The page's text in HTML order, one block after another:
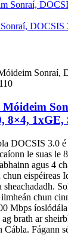
DOCSIS
8×4, 1xGE,
DOCSIS 3.0 é
le suas le
agus 4
chun eispéireas
sheachadadh.
chun
Mbps
brath ar
Cábla. Fágann